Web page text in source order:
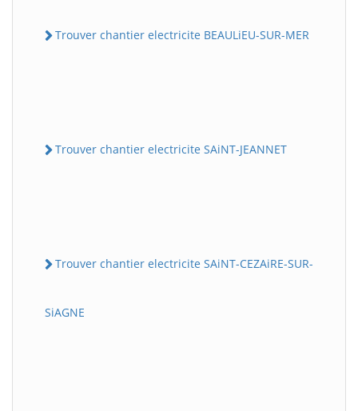
Trouver chantier electricite BEAULiEU-SUR-MER
Trouver chantier electricite SAiNT-JEANNET
Trouver chantier electricite SAiNT-CEZAiRE-SUR-
SiAGNE